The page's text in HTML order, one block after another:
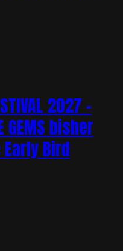
2027 –
GEMS bisher
Bird